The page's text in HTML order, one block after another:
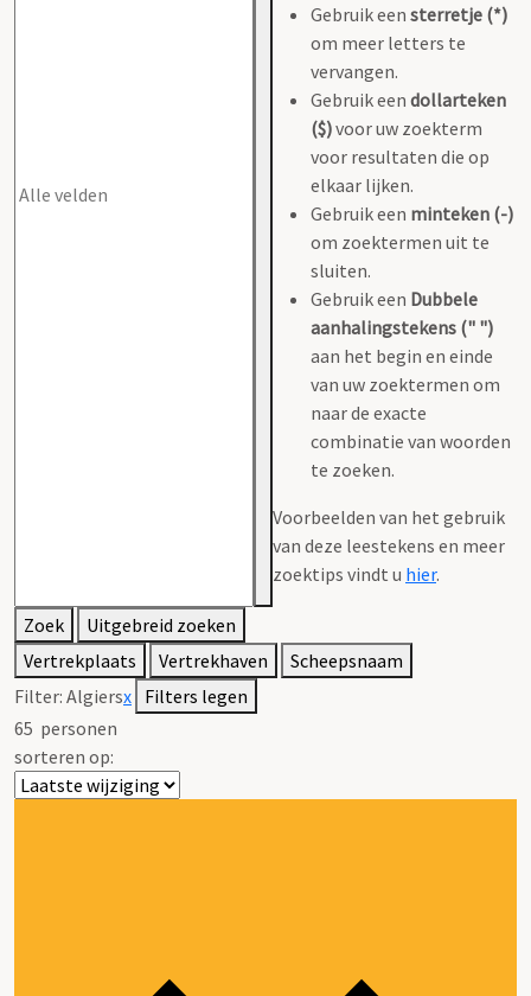
Gebruik een sterretje (*)
om meer letters te
vervangen.
Gebruik een dollarteken
($)voor uw zoekterm
voor resultaten die op
elkaar lijken.
Gebruik een minteken (-)
om zoektermen uit te
sluiten.
Gebruik een Dubbele
aanhalingstekens (" ")
aan het begin en einde
van uw zoektermen om
naar de exacte
combinatie van woorden
te zoeken.
Voorbeelden van het gebruik
van deze leestekens en meer
zoektips vindt u hier.
Zoek
Uitgebreid zoeken
Vertrekplaats
Vertrekhaven
Scheepsnaam
Filter: Algiersx Filters legen
65 personen
sorteren op: